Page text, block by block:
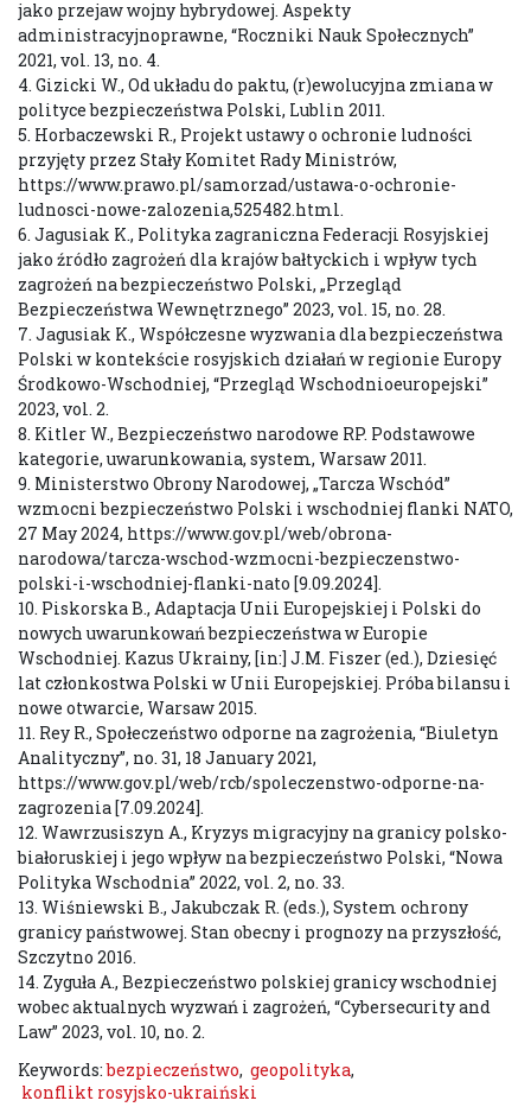
jako przejaw wojny hybrydowej. Aspekty
administracyjnoprawne, “Roczniki Nauk Społecznych”
2021, vol. 13, no. 4.
4. Gizicki W., Od układu do paktu, (r)ewolucyjna zmiana w
polityce bezpieczeństwa Polski, Lublin 2011.
5. Horbaczewski R., Projekt ustawy o ochronie ludności
przyjęty przez Stały Komitet Rady Ministrów,
https://www.prawo.pl/samorzad/ustawa-o-ochronie-
ludnosci-nowe-zalozenia,525482.html.
6. Jagusiak K., Polityka zagraniczna Federacji Rosyjskiej
jako źródło zagrożeń dla krajów bałtyckich i wpływ tych
zagrożeń na bezpieczeństwo Polski, „Przegląd
Bezpieczeństwa Wewnętrznego” 2023, vol. 15, no. 28.
7. Jagusiak K., Współczesne wyzwania dla bezpieczeństwa
Polski w kontekście rosyjskich działań w regionie Europy
Środkowo-Wschodniej, “Przegląd Wschodnioeuropejski”
2023, vol. 2.
8. Kitler W., Bezpieczeństwo narodowe RP. Podstawowe
kategorie, uwarunkowania, system, Warsaw 2011.
9. Ministerstwo Obrony Narodowej, „Tarcza Wschód”
wzmocni bezpieczeństwo Polski i wschodniej flanki NATO,
27 May 2024, https://www.gov.pl/web/obrona-
narodowa/tarcza-wschod-wzmocni-bezpieczenstwo-
polski-i-wschodniej-flanki-nato [9.09.2024].
10. Piskorska B., Adaptacja Unii Europejskiej i Polski do
nowych uwarunkowań bezpieczeństwa w Europie
Wschodniej. Kazus Ukrainy, [in:] J.M. Fiszer (ed.), Dziesięć
lat członkostwa Polski w Unii Europejskiej. Próba bilansu i
nowe otwarcie, Warsaw 2015.
11. Rey R., Społeczeństwo odporne na zagrożenia, “Biuletyn
Analityczny”, no. 31, 18 January 2021,
https://www.gov.pl/web/rcb/spoleczenstwo-odporne-na-
zagrozenia [7.09.2024].
12. Wawrzusiszyn A., Kryzys migracyjny na granicy polsko-
białoruskiej i jego wpływ na bezpieczeństwo Polski, “Nowa
Polityka Wschodnia” 2022, vol. 2, no. 33.
13. Wiśniewski B., Jakubczak R. (eds.), System ochrony
granicy państwowej. Stan obecny i prognozy na przyszłość,
Szczytno 2016.
14. Zyguła A., Bezpieczeństwo polskiej granicy wschodniej
wobec aktualnych wyzwań i zagrożeń, “Cybersecurity and
Law” 2023, vol. 10, no. 2.
Keywords:bezpieczeństwo, geopolityka,
konflikt rosyjsko-ukraiński